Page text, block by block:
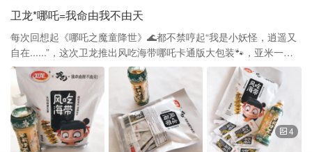
卫龙*哪吒=我命由我不由天
每次回想起《哪吒之魔童降世》🌊都不禁哼起“我是小妖怪，逍遥又
自在......”，这次卫龙推出风吃海带哪吒卡通版大包装🐾，亚米一上
架，喜欢吃海带的我就马上下单啦 这次大包装是350克，比起之前
包装168克不仅份量多了，而且更实惠，里含小包装，易携带易吃.
虽然是香辣味，吃起来是微辣的，对于吃不了太辣的我还是可以接
受的，口感脆爽，美味多汁，每次吃就一啃多包，风吃海带真的“疯”
吃不停🤣
4